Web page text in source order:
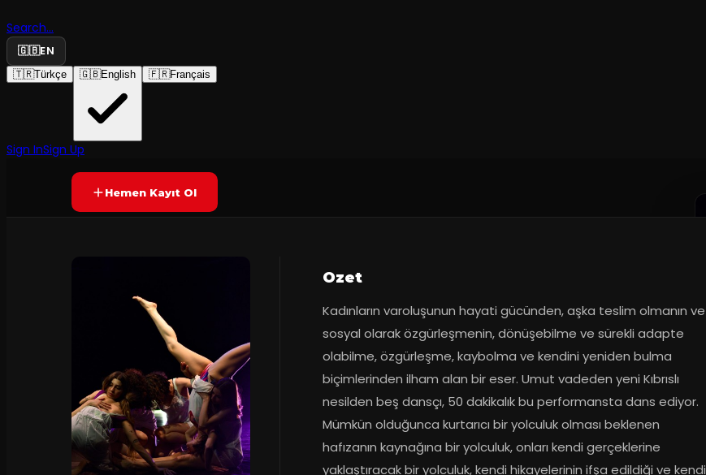
Search...
🇬🇧EN
🇹🇷Türkçe 🇬🇧English 🇫🇷Français
Sign InSign Up
Beaches
İstanbul Fringe Festival
YAKINDA Yetersiz oy
Hemen Kayıt Ol
Ozet
Kadınların varoluşunun hayati gücünden, aşka teslim olmanın ve
sosyal olarak özgürleşmenin, dönüşebilme ve sürekli adapte
olabilme, özgürleşme, kaybolma ve kendini yeniden bulma
biçimlerinden ilham alan bir eser. Umut vadeden yeni Kıbrıslı
nesilden beş dansçı, 50 dakikalık bu performansta dans ediyor.
Mümkün olduğunca kurtarıcı bir yolculuk olması beklenen
hafızanın kaynağına bir yolculuk, onları kendi gerçeklerine
yaklaştıracak bir yolculuk, kendi hikayelerinin ifşa edildiği ve kendi